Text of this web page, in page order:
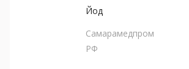
Йод
Самарамедпром
РФ